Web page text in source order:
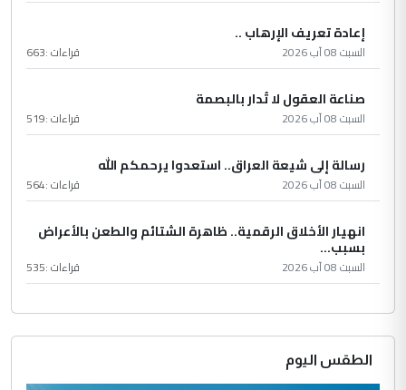
إعادة تعريف الإرهاب ..
السبت 08 آب 2026 قراءات :663
صناعة العقول لا تُدار بالبصمة
السبت 08 آب 2026 قراءات :519
رسالة إلى شيعة العراق.. استعدوا يرحمكم الله
السبت 08 آب 2026 قراءات :564
انهيار الأخلاق الرقمية.. ظاهرة الشتائم والطعن بالأعراض
بسبب...
السبت 08 آب 2026 قراءات :535
الطقس اليوم